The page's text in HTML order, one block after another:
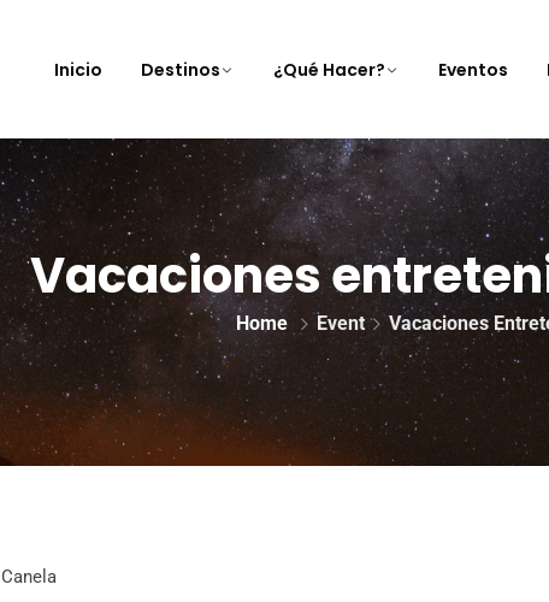
Inicio Destinos ¿Qué Hacer? Eventos
Vacaciones
Home Event Vacaciones
Canela